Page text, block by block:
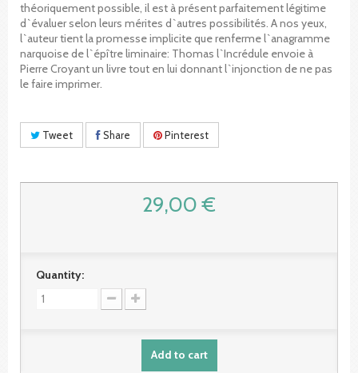
théoriquement possible, il est à présent parfaitement légitime
d`évaluer selon leurs mérites d`autres possibilités. A nos yeux,
l`auteur tient la promesse implicite que renferme l`anagramme
narquoise de l`épître liminaire: Thomas l`Incrédule envoie à
Pierre Croyant un livre tout en lui donnant l`injonction de ne pas
le faire imprimer.
Tweet Share Pinterest
29,00 €
Quantity:
Add to cart